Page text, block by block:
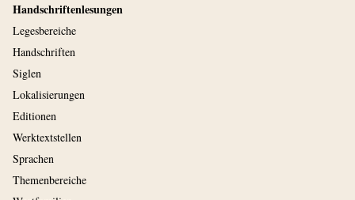
Handschriftenlesungen
Legesbereiche
Handschriften
Siglen
Lokalisierungen
Editionen
Werktextstellen
Sprachen
Themenbereiche